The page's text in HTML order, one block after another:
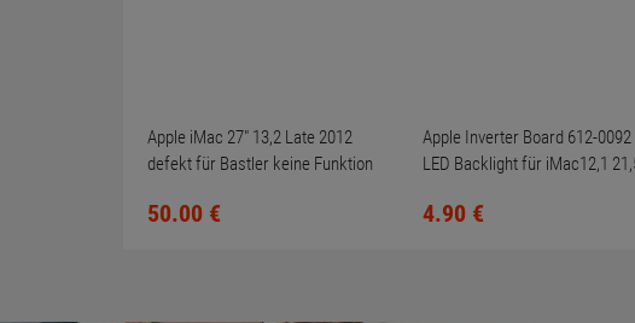
Apple iMac 27" 13,2 Late 2012
defekt für Bastler keine Funktion
50.00 €
Apple Inverter Board 612-0092
LED Backlight für iMac12,1
4.90 €